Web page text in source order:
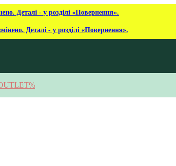
Деталі - у розділі «Повернення».
Деталі - у розділі «Повернення».